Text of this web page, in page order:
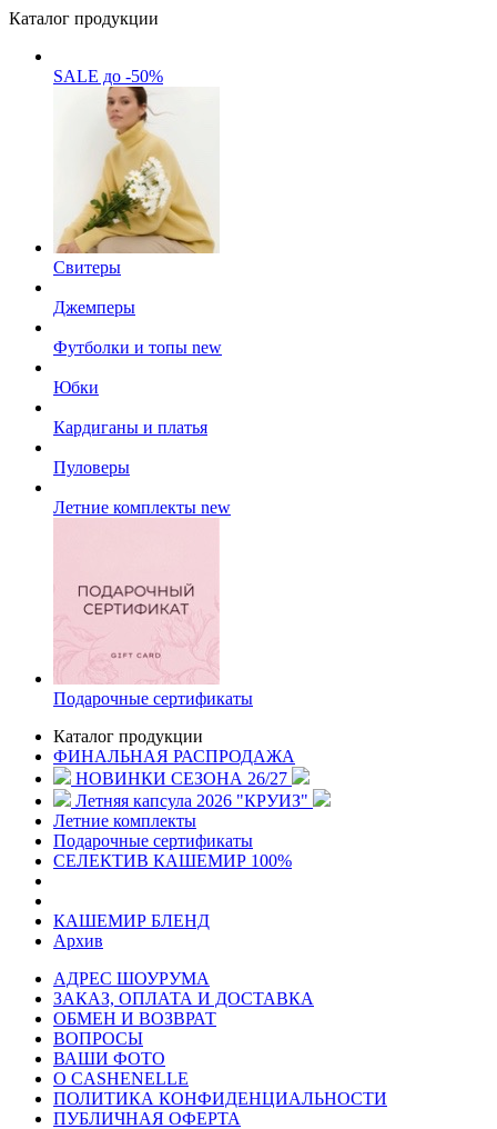
Каталог продукции
SALE до -50%
Свитеры
Джемперы
Футболки и топы new
Юбки
Кардиганы и платья
Пуловеры
Летние комплекты new
Подарочные сертификаты
Каталог продукции
ФИНАЛЬНАЯ РАСПРОДАЖА
НОВИНКИ СЕЗОНА 26/27
Летняя капсула 2026 "КРУИЗ"
Летние комплекты
Подарочные сертификаты
СЕЛЕКТИВ КАШЕМИР 100%
КАШЕМИР БЛЕНД
Архив
АДРЕС ШОУРУМА
ЗАКАЗ, ОПЛАТА И ДОСТАВКА
ОБМЕН И ВОЗВРАТ
ВОПРОСЫ
ВАШИ ФОТО
О CASHENELLE
ПОЛИТИКА КОНФИДЕНЦИАЛЬНОСТИ
ПУБЛИЧНАЯ ОФЕРТА